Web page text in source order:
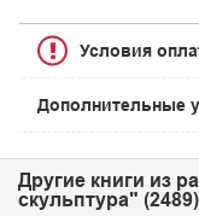
Условия
Дополнительные
Другие книги из
скульптура"